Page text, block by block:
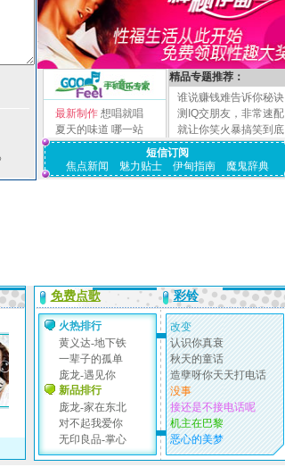
最新制作 想唱就唱
夏天的味道 哪一站
精品专题推荐：
谁说赚钱难告诉你秘诀
测IQ交朋友，非常速配
就让你笑火暴搞笑到底
短信订阅
焦点新闻
魅力贴士 伊甸指南 魔鬼辞典